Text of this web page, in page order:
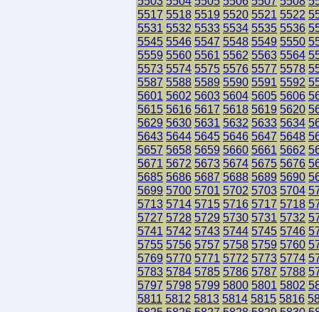
5517 5518 5519 5520 5521 5522
5531 5532 5533 5534 5535 5536
5545 5546 5547 5548 5549 5550
5559 5560 5561 5562 5563 5564
5573 5574 5575 5576 5577 5578
5587 5588 5589 5590 5591 5592
5601 5602 5603 5604 5605 5606
5615 5616 5617 5618 5619 5620
5629 5630 5631 5632 5633 5634
5643 5644 5645 5646 5647 5648
5657 5658 5659 5660 5661 5662
5671 5672 5673 5674 5675 5676
5685 5686 5687 5688 5689 5690
5699 5700 5701 5702 5703 5704
5713 5714 5715 5716 5717 5718
5727 5728 5729 5730 5731 5732
5741 5742 5743 5744 5745 5746
5755 5756 5757 5758 5759 5760
5769 5770 5771 5772 5773 5774
5783 5784 5785 5786 5787 5788
5797 5798 5799 5800 5801 5802
5811 5812 5813 5814 5815 5816